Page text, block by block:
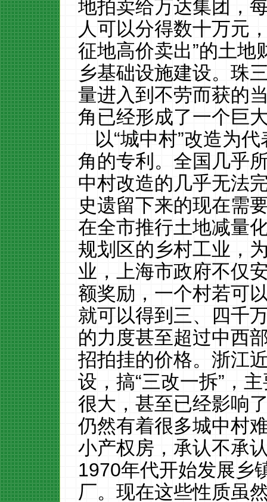
地拍卖给万达集团，
人可以分得数十万元
征地高价卖出”的土地
乡基础设施建设。珠
量进入到不劳而获的
角已经形成了一个巨
以“城中村”改造为
角的专利。全国几乎
中村改造的几乎无法
史遗留下来的现在需
在全市推行土地减量
规划区的乡村工业，
业，上海市政府不仅
额奖励，一个村若可
就可以得到三、四千
的力度甚至超过中西
招拍挂的价格。浙江
设，搞“三改一拆”，
很大，甚至已经影响
仍然有着很多城中村
小产权房，承认不承
1970年代开始发展乡
厂。现在这些性质虽